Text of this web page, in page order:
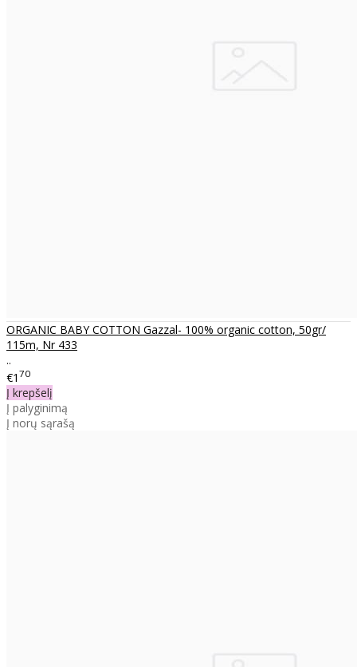
ORGANIC BABY COTTON Gazzal- 100% organic cotton, 50gr/
115m, Nr 433
..
€1 70
Į krepšelį
Į palyginimą
Į norų sąrašą